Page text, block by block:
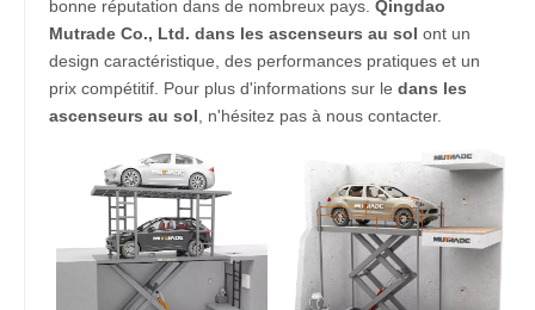
bonne réputation dans de nombreux pays. Qingdao
Mutrade Co., Ltd. dans les ascenseurs au sol ont un
design caractéristique, des performances pratiques et un
prix compétitif. Pour plus d'informations sur le dans les
ascenseurs au sol , n'hésitez pas à nous contacter.